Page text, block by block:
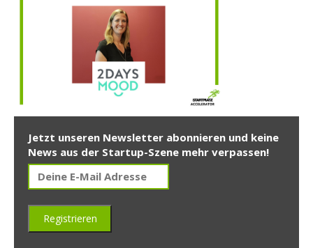
Jetzt unseren Newsletter abonnieren und keine
News aus der Startup-Szene mehr verpassen!